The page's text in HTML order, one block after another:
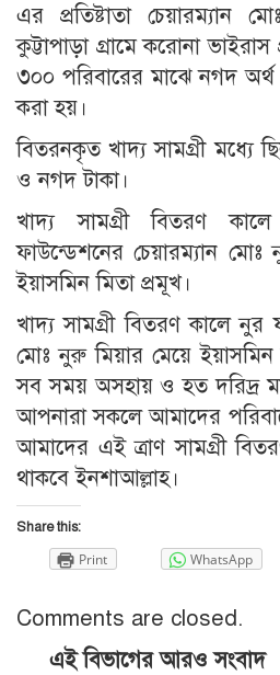
এর প্রতিষ্টাতা চেয়ারম্যান
কুট্টাপাড়া গ্রামে করোনা
৩০০ পরিবারের মাঝে নগদ অর্থ
করা হয়।
বিতরনকৃত খাদ্য সামগ্রী মধ্যে
ও নগদ টাকা।
খাদ্য সামগ্রী বিতরণ
ফাউন্ডেশনের চেয়ারম্যান
ইয়াসমিন মিতা প্রমূখ।
খাদ্য সামগ্রী বিতরণ কালে নুর
মোঃ নুরু মিয়ার মেয়ে
সব সময় অসহায় ও হত দরিদ্র
আপনারা সকলে আমাদের
আমাদের এই ত্রাণ সামগ্রী
থাকবে ইনশাআল্লাহ।
Share this:
Print WhatsApp
Comments are closed.
এই বিভাগের আরও সংবাদ